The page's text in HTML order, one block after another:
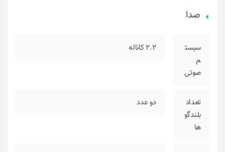
صدا
سیست
م
صوتی
2.2 کاناله
تعداد
بلندگو
ها
دو عدد